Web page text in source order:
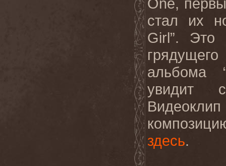
стал их
Girl”. Это
альбома
увидит
здесь.